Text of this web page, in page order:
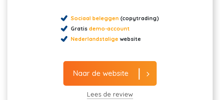
Sociaal beleggen (copytrading)
Gratis demo-account
Nederlandstalige website
Naar de website
Lees de review